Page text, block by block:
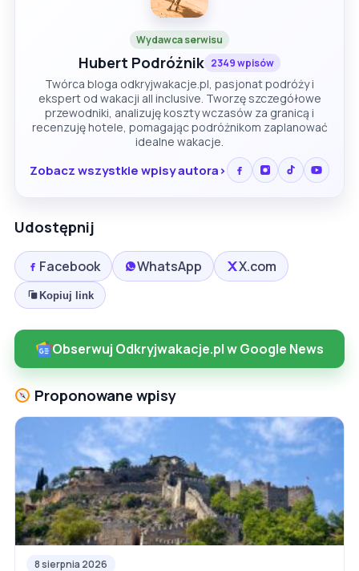
Wydawca serwisu
Hubert Podróżnik 2349 wpisów
Twórca bloga odkryjwakacje.pl, pasjonat podróży i
ekspert od wakacji all inclusive. Tworzę szczegółowe
przewodniki, analizuję koszty wczasów za granicą i
recenzuję hotele, pomagając podróżnikom zaplanować
idealne wakacje.
Zobacz wszystkie wpisy autora
Udostępnij
Facebook WhatsApp X.com
Kopiuj link
Obserwuj Odkryjwakacje.pl w Google News
Proponowane wpisy
8 sierpnia 2026